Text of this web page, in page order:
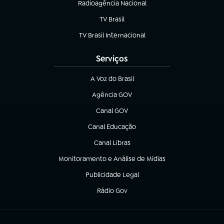
Radioagência Nacional
(abre em nova aba)
TV Brasil
(abre em nova aba)
TV Brasil Internacional
(abre em nova aba)
Serviços
A Voz do Brasil
(abre em nova aba)
Agência GOV
(abre em nova aba)
Canal GOV
(abre em nova aba)
Canal Educação
(abre em nova aba)
Canal Libras
(abre em nova aba)
Monitoramento e Análise de Mídias
(abre em nova aba)
Publicidade Legal
(abre em nova aba)
Rádio Gov
(abre em nova aba)